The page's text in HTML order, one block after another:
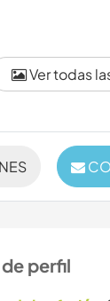
Ver todas
perfil